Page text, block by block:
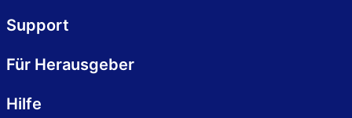
Support
Für Herausgeber
Hilfe